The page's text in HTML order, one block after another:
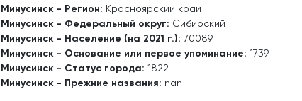
Минусинск - Регион: Красноярский край
Минусинск - Федеральный округ: Сибирский
Минусинск - Население (на 2021 г.): 70089
Минусинск - Основание или первое упоминание: 1739
Минусинск - Статус города: 1822
Минусинск - Прежние названия: nan